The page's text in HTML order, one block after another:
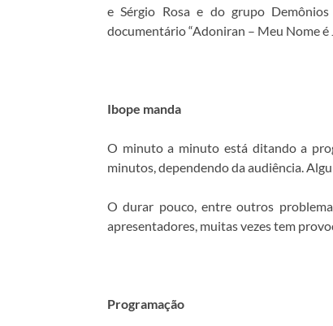
e Sérgio Rosa e do grupo
documentário “Adoniran – Meu Nome é
Ibope manda
O minuto a minuto está ditando a
minutos, dependendo da audiência.
O durar pouco, entre outros
apresentadores, muitas vezes tem
Programação